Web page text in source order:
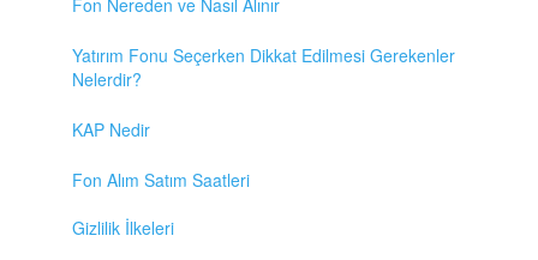
Fon Nereden ve Nasıl Alınır
Yatırım Fonu Seçerken Dikkat Edilmesi Gerekenler
Nelerdir?
KAP Nedir
Fon Alım Satım Saatleri
Gizlilik İlkeleri